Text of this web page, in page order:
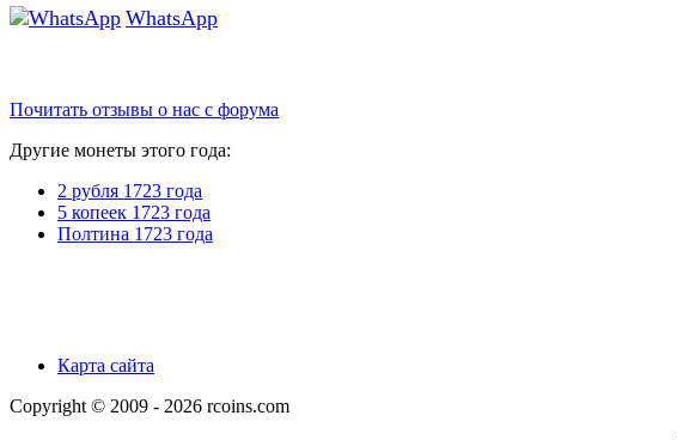
WhatsApp
Почитать отзывы о нас с форума
Другие монеты этого года:
2 рубля 1723 года
5 копеек 1723 года
Полтина 1723 года
Карта сайта
Copyright © 2009 - 2026 rcoins.com